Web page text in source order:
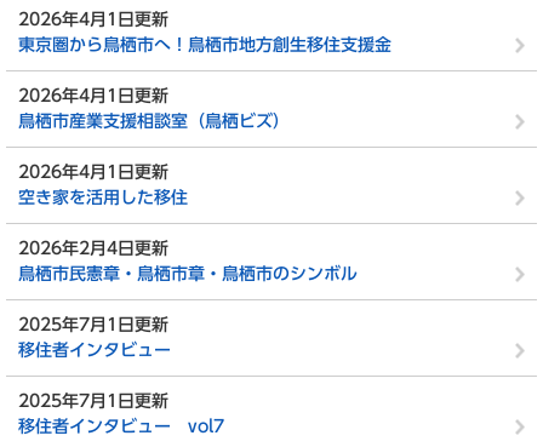
2026年4月1日更新
東京圏から鳥栖市へ！鳥栖市地方創生移住支援金
2026年4月1日更新
鳥栖市産業支援相談室（鳥栖ビズ）
2026年4月1日更新
空き家を活用した移住
2026年2月4日更新
鳥栖市民憲章・鳥栖市章・鳥栖市のシンボル
2025年7月1日更新
移住者インタビュー
2025年7月1日更新
移住者インタビュー vol7